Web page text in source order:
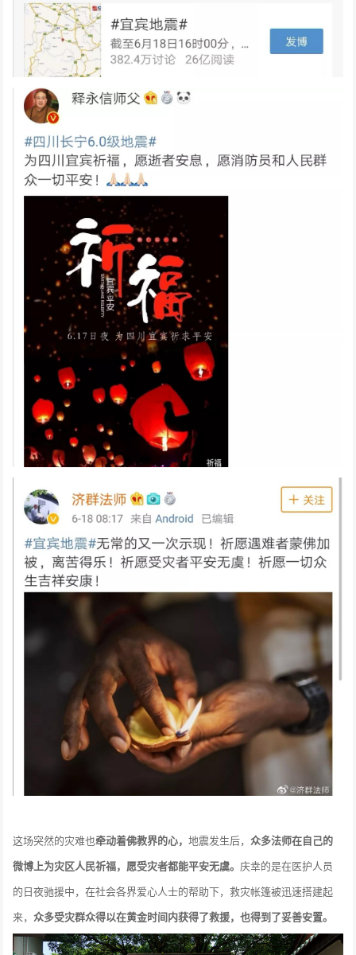
这场突然的灾难也牵动着佛教界的心，地震发生后，众多法师在自己的
微博上为灾区人民祈福，愿受灾者都能平安无虞。 庆幸的是在医护人员
的日夜驰援中，在社会各界爱心人士的帮助下，救灾帐篷被迅速搭建起
来，众多受灾群众得以在黄金时间内获得了救援，也得到了妥善安置。